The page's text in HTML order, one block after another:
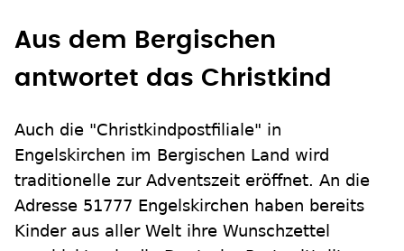
Aus dem Bergischen
antwortet das Christkind
Auch die "Christkindpostfiliale" in
Engelskirchen im Bergischen Land wird
traditionelle zur Adventszeit eröffnet. An die
Adresse 51777 Engelskirchen haben bereits
Kinder aus aller Welt ihre Wunschzettel